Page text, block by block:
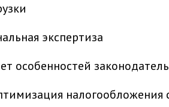
экспертиза
особенностей
налогообложения